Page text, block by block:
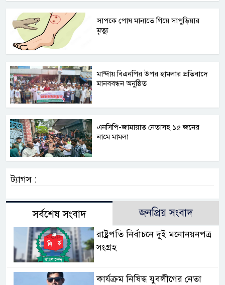
সাপকে পোষ মানাতে গিয়ে সাপুড়িয়ার
মৃত্যু
মান্দায় বিএনপির উপর হামলার প্রতিবাদে
মানববন্ধন অনুষ্ঠিত
এনসিপি-জামায়াত নেতাসহ ১৫ জনের
নামে মামলা
ট্যাগস :
সর্বশেষ সংবাদ জনপ্রিয় সংবাদ
রাষ্ট্রপতি নির্বাচনে দুই মনোনয়নপত্র
সংগ্রহ
কার্যক্রম নিষিদ্ধ যুবলীগের নেতা